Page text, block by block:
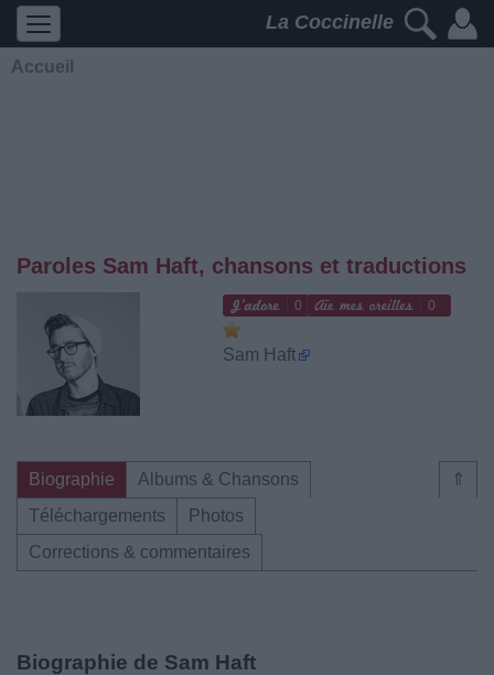
La Coccinelle
Accueil
Paroles Sam Haft, chansons et traductions
0 0
Sam Haft
⇑
Biographie
Albums & Chansons
Téléchargements
Photos
Corrections & commentaires
Biographie de Sam Haft